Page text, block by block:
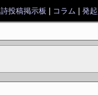
詩投稿掲示板 コラム 発